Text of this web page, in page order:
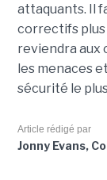
attaquants. Il
correctifs
reviendra aux
les menaces
sécurité le
Article rédigé par
Jonny Evans,